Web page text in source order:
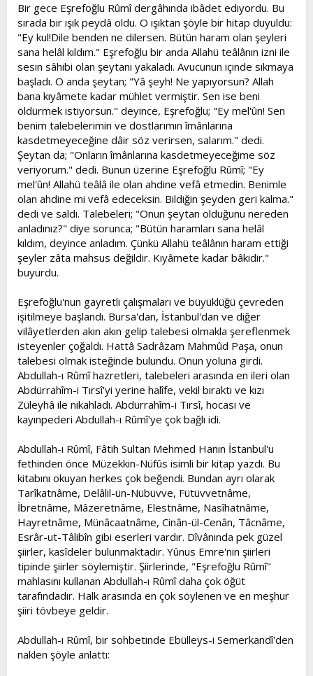
Bir gece Eşrefoğlu Rûmî dergâhında ibâdet ediyordu. Bu
sırada bir ışık peydâ oldu. O ışıktan şöyle bir hitap duyuldu:
"Ey kul!Dile benden ne dilersen. Bütün haram olan şeyleri
sana helâl kıldım." Eşrefoğlu bir anda Allahü teâlânın izni ile
sesin sâhibi olan şeytanı yakaladı. Avucunun içinde sıkmaya
başladı. O anda şeytan; "Yâ şeyh! Ne yapıyorsun? Allah
bana kıyâmete kadar mühlet vermiştir. Sen ise beni
öldürmek istiyorsun." deyince, Eşrefoğlu; "Ey mel'ûn! Sen
benim talebelerimin ve dostlarımın îmânlarına
kasdetmeyeceğine dâir söz verirsen, salarım." dedi.
Şeytan da; "Onların îmânlarına kasdetmeyeceğime söz
veriyorum." dedi. Bunun üzerine Eşrefoğlu Rûmî; "Ey
mel'ûn! Allahü teâlâ ile olan ahdine vefâ etmedin. Benimle
olan ahdine mi vefâ edeceksin. Bildiğin şeyden geri kalma."
dedi ve saldı. Talebeleri; "Onun şeytan olduğunu nereden
anladınız?" diye sorunca; "Bütün haramları sana helâl
kıldım, deyince anladım. Çünkü Allahü teâlânın haram ettiği
şeyler zâta mahsus değildir. Kıyâmete kadar bâkidir."
buyurdu.
Eşrefoğlu'nun gayretli çalışmaları ve büyüklüğü çevreden
işitilmeye başlandı. Bursa'dan, İstanbul'dan ve diğer
vilâyetlerden akın akın gelip talebesi olmakla şereflenmek
isteyenler çoğaldı. Hattâ Sadrâzam Mahmûd Paşa, onun
talebesi olmak isteğinde bulundu. Onun yoluna girdi.
Abdullah-ı Rûmî hazretleri, talebeleri arasında en ileri olan
Abdürrahîm-i Tırsî'yi yerine halîfe, vekil bıraktı ve kızı
Züleyhâ ile nikahladı. Abdürrahîm-i Tırsî, hocası ve
kayınpederi Abdullah-ı Rûmî'ye çok bağlı idi.
Abdullah-ı Rûmî, Fâtih Sultan Mehmed Hanın İstanbul'u
fethinden önce Müzekkin-Nüfûs isimli bir kitap yazdı. Bu
kitabını okuyan herkes çok beğendi. Bundan ayrı olarak
Tarîkatnâme, Delâlil-ün-Nübüvve, Fütüvvetnâme,
İbretnâme, Mâzeretnâme, Elestnâme, Nasîhatnâme,
Hayretnâme, Münâcaatnâme, Cinân-ül-Cenân, Tâcnâme,
Esrâr-ut-Tâlibîn gibi eserleri vardır. Dîvânında pek güzel
şiirler, kasîdeler bulunmaktadır. Yûnus Emre'nin şiirleri
tipinde şiirler söylemiştir. Şiirlerinde, "Eşrefoğlu Rûmî"
mahlasını kullanan Abdullah-ı Rûmî daha çok öğüt
tarafındadır. Halk arasında en çok söylenen ve en meşhur
şiiri tövbeye geldir.
Abdullah-ı Rûmî, bir sohbetinde Ebülleys-i Semerkandî'den
naklen şöyle anlattı: